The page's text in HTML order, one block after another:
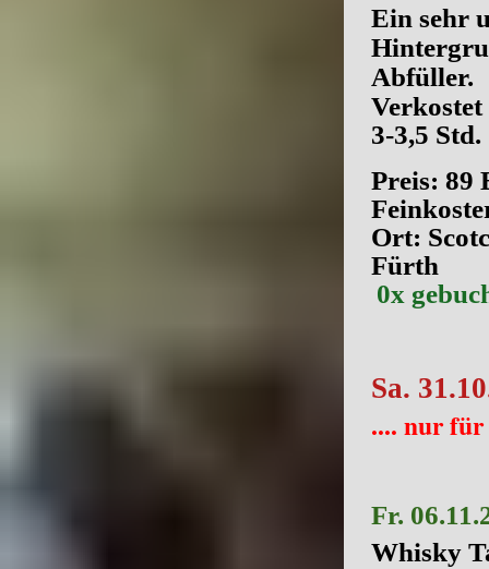
Ein sehr
Abfüller.
3-3,5 Std.
Preis: 89
Ort:
Fürth
0x
Sa.
.... nur
Fr.
Whisky